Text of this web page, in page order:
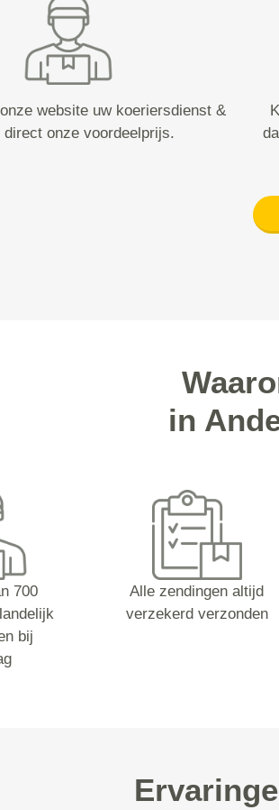
website uw koeriersdienst &
direct onze voordeelprijs.
in
700
bij
Alle zendingen altijd
verzekerd verzonden